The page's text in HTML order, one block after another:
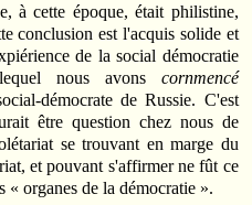
à cette époque, était philistine,
conclusion est l'acquis solide et
de la social démocratie
nous avons cornmencé
démocrate de Russie. C'est
être question chez nous de
se trouvant en marge du
et pouvant s'affirmer ne fût ce
« organes de la démocratie ».